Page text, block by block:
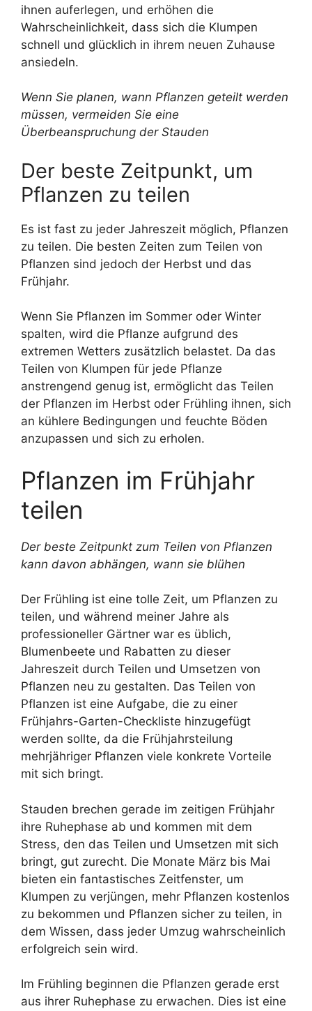
ihnen auferlegen, und erhöhen die
Wahrscheinlichkeit, dass sich die Klumpen
schnell und glücklich in ihrem neuen Zuhause
ansiedeln.
Wenn Sie planen, wann Pflanzen geteilt werden
müssen, vermeiden Sie eine
Überbeanspruchung der Stauden
Der beste Zeitpunkt, um
Pflanzen zu teilen
Es ist fast zu jeder Jahreszeit möglich, Pflanzen
zu teilen. Die besten Zeiten zum Teilen von
Pflanzen sind jedoch der Herbst und das
Frühjahr.
Wenn Sie Pflanzen im Sommer oder Winter
spalten, wird die Pflanze aufgrund des
extremen Wetters zusätzlich belastet. Da das
Teilen von Klumpen für jede Pflanze
anstrengend genug ist, ermöglicht das Teilen
der Pflanzen im Herbst oder Frühling ihnen, sich
an kühlere Bedingungen und feuchte Böden
anzupassen und sich zu erholen.
Pflanzen im Frühjahr
teilen
Der beste Zeitpunkt zum Teilen von Pflanzen
kann davon abhängen, wann sie blühen
Der Frühling ist eine tolle Zeit, um Pflanzen zu
teilen, und während meiner Jahre als
professioneller Gärtner war es üblich,
Blumenbeete und Rabatten zu dieser
Jahreszeit durch Teilen und Umsetzen von
Pflanzen neu zu gestalten. Das Teilen von
Pflanzen ist eine Aufgabe, die zu einer
Frühjahrs-Garten-Checkliste hinzugefügt
werden sollte, da die Frühjahrsteilung
mehrjähriger Pflanzen viele konkrete Vorteile
mit sich bringt.
Stauden brechen gerade im zeitigen Frühjahr
ihre Ruhephase ab und kommen mit dem
Stress, den das Teilen und Umsetzen mit sich
bringt, gut zurecht. Die Monate März bis Mai
bieten ein fantastisches Zeitfenster, um
Klumpen zu verjüngen, mehr Pflanzen kostenlos
zu bekommen und Pflanzen sicher zu teilen, in
dem Wissen, dass jeder Umzug wahrscheinlich
erfolgreich sein wird.
Im Frühling beginnen die Pflanzen gerade erst
aus ihrer Ruhephase zu erwachen. Dies ist eine